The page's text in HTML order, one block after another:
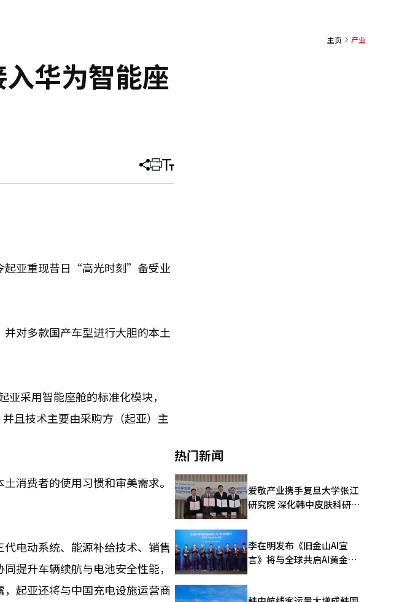
主页 产业
华为智能座
分
文
打 调
大
起亚重现昔日“高光时刻”备受业
对多款国产车型进行大胆的本土
采用智能座舱的标准化模块，
且技术主要由采购方（起亚）主
消费者的使用习惯和审美需求。
电动系统、能源补给技术、销售
提升车辆续航与电池安全性能，
起亚还将与中国充电设施运营商
热门新闻
爱敬产业携手复旦大学张江
研究院 深化韩中皮肤科研合
李在明发布《旧金山AI宣
言》将与全球共启AI黄金时